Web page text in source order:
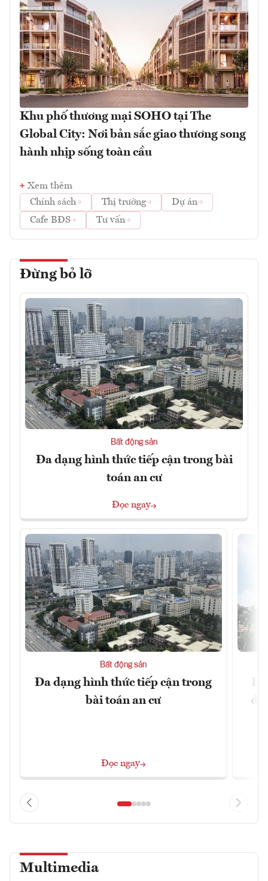
Khu phố thương mại SOHO tại The
Global City: Nơi bản sắc giao thương song
hành nhịp sống toàn cầu
Xem thêm
Chính sách
Thị trường
Dự án
Cafe BĐS
Tư vấn
Đừng bỏ lỡ
Bất động sản
Đa dạng hình thức tiếp cận trong bài
toán an cư
Đọc ngay
Bất động sản
Đa dạng hình thức tiếp cận trong
bài toán an cư
Đọc ngay
Multimedia